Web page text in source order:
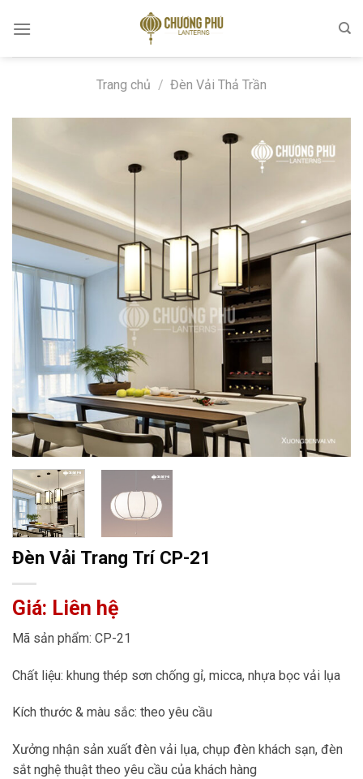
Trang chủ / Đèn Vải Thả Trần
Đèn Vải Trang Trí CP-21
Giá: Liên hệ
Mã sản phẩm: CP-21
Chất liệu: khung thép sơn chống gỉ, micca, nhựa bọc vải lụa
Kích thước & màu sắc: theo yêu cầu
Xưởng nhận sản xuất đèn vải lụa, chụp đèn khách sạn, đèn
sắt nghệ thuật theo yêu cầu của khách hàng